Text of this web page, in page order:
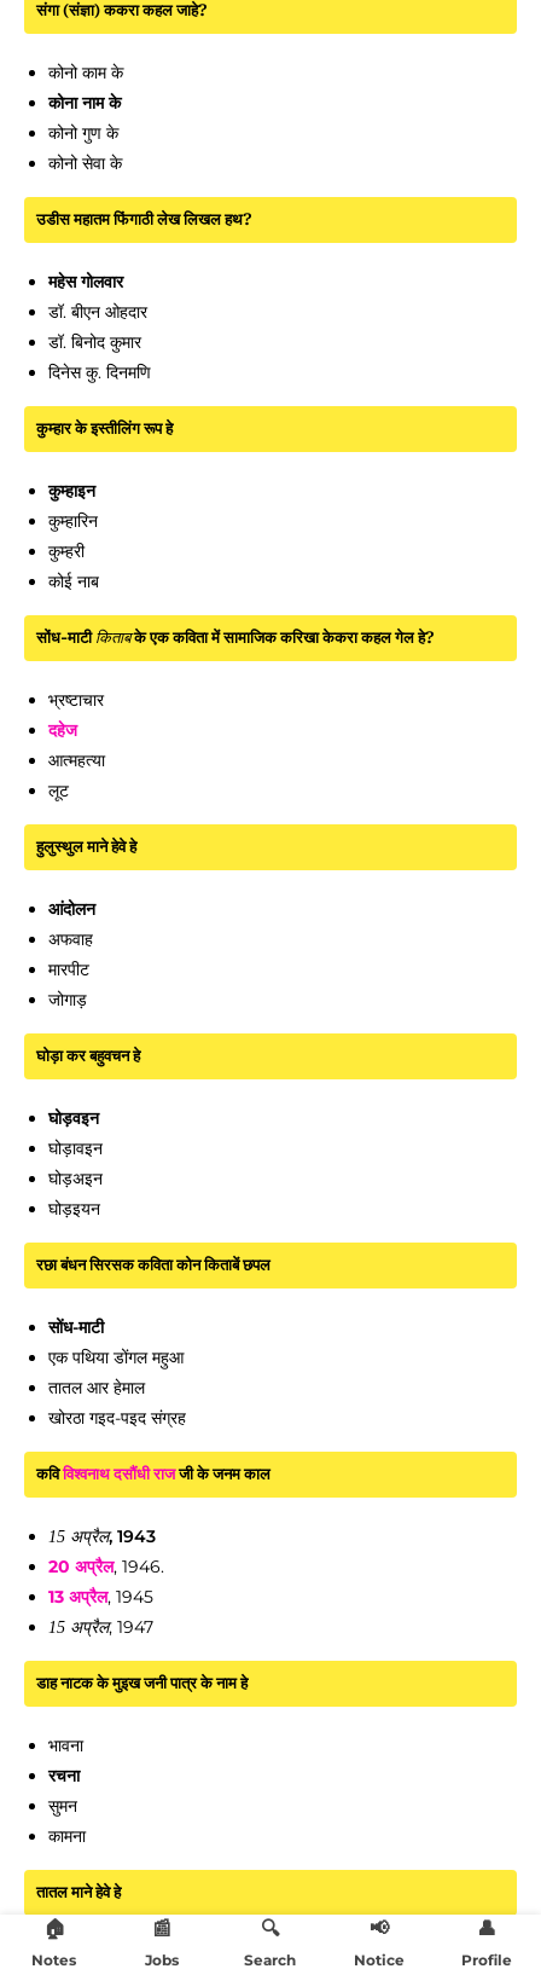
संगा (संज्ञा) ककरा कहल जाहे?
कोनो काम के
कोना नाम के
कोनो गुण के
कोनो सेवा के
उडीस महातम फिंगाठी लेख लिखल हथ?
महेस गोलवार
डॉ. बीएन ओहदार
डॉ. बिनोद कुमार
दिनेस कु. दिनमणि
कुम्हार के इस्तीलिंग रूप हे
कुम्हाइन
कुम्हारिन
कुम्हरी
कोई नाब
सोंध-माटी किताबके एक कविता में सामाजिक करिखा केकरा कहल गेल हे?
भ्रष्टाचार
दहेज
आत्महत्या
लूट
हुलुस्थुल माने हेवे हे
आंदोलन
अफवाह
मारपीट
जोगाड़
घोड़ा कर बहुवचन हे
घोड़वइन
घोड़ावइन
घोड़अइन
घोड़इयन
रछा बंधन सिरसक कविता कोन किताबें छपल
सोंध-माटी
एक पथिया डोंगल महुआ
तातल आर हेमाल
खोरठा गइद-पइद संग्रह
कविविश्वनाथ दसौंधी राजजी के जनम काल
15 अप्रैल, 1943
20 अप्रैल, 1946.
13 अप्रैल, 1945
15 अप्रैल, 1947
डाह नाटक के मुइख जनी पात्र के नाम हे
भावना
रचना
सुमन
कामना
तातल माने हेवे हे
गरम
🏠
Notes
📰
Jobs
🔍
Search
📢
Notice
👤
Profile